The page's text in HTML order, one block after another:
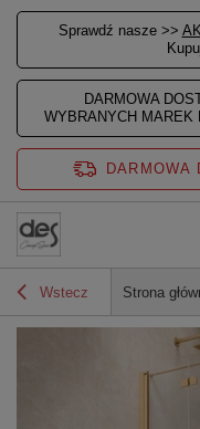
Sprawdź nasze >>
DARMOWA
WYBRANYCH
DARMOWA
Wstecz Strona